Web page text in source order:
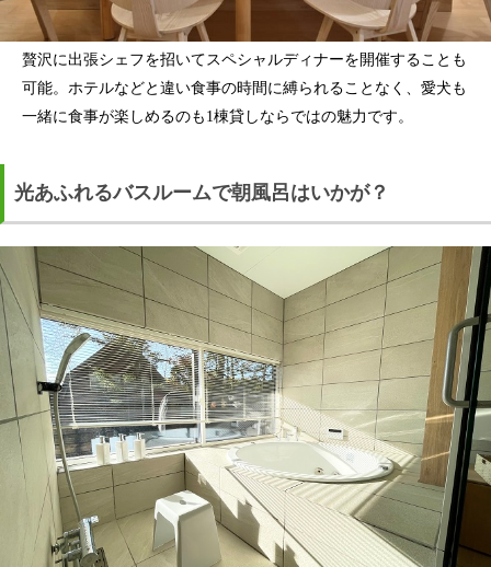
贅沢に出張シェフを招いてスペシャルディナーを開催することも
可能。ホテルなどと違い食事の時間に縛られることなく、愛犬も
一緒に食事が楽しめるのも1棟貸しならではの魅力です。
光あふれるバスルームで朝風呂はいかが？